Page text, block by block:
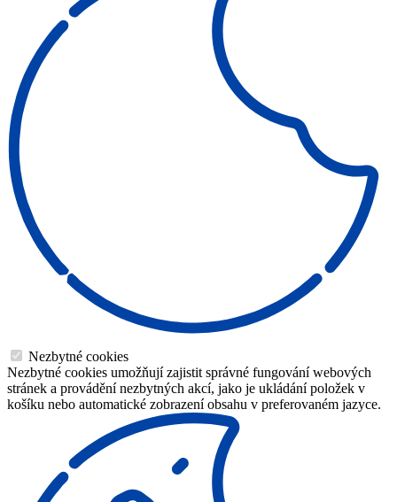
Nezbytné cookies
Nezbytné cookies umožňují zajistit správné fungování webových
stránek a provádění nezbytných akcí, jako je ukládání položek v
košíku nebo automatické zobrazení obsahu v preferovaném jazyce.